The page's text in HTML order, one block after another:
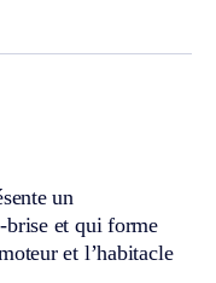
un
brise et qui forme
et l’habitacle